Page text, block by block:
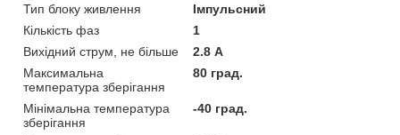
Тип блоку живлення
Імпульсний
Кількість фаз
1
Вихідний струм, не більше
2.8 А
Максимальна
температура зберігання
80 град.
Мінімальна температура
зберігання
-40 град.